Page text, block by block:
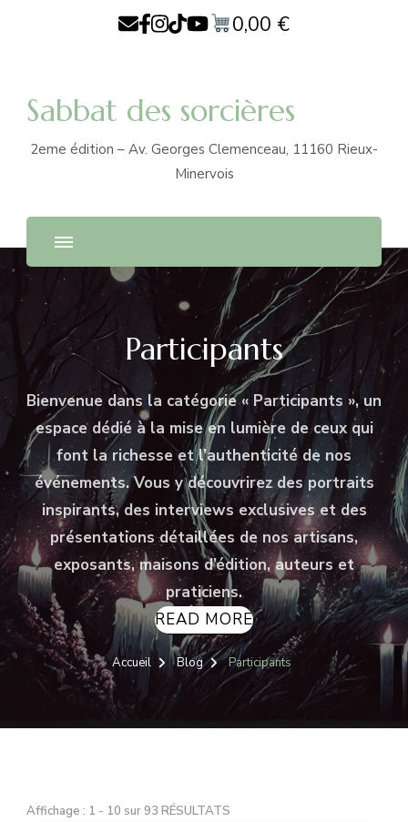
0,00 €
Sabbat des sorcières
2eme édition – Av. Georges Clemenceau, 11160 Rieux-
Minervois
Participants
Bienvenue dans la catégorie « Participants », un
espace dédié à la mise en lumière de ceux qui
font la richesse et l’authenticité de nos
événements. Vous y découvrirez des portraits
inspirants, des interviews exclusives et des
présentations détaillées de nos artisans,
exposants, maisons d’édition, auteurs et
praticiens.
READ MORE
Accueil Blog Participants
Affichage : 1 - 10 sur 93 RÉSULTATS